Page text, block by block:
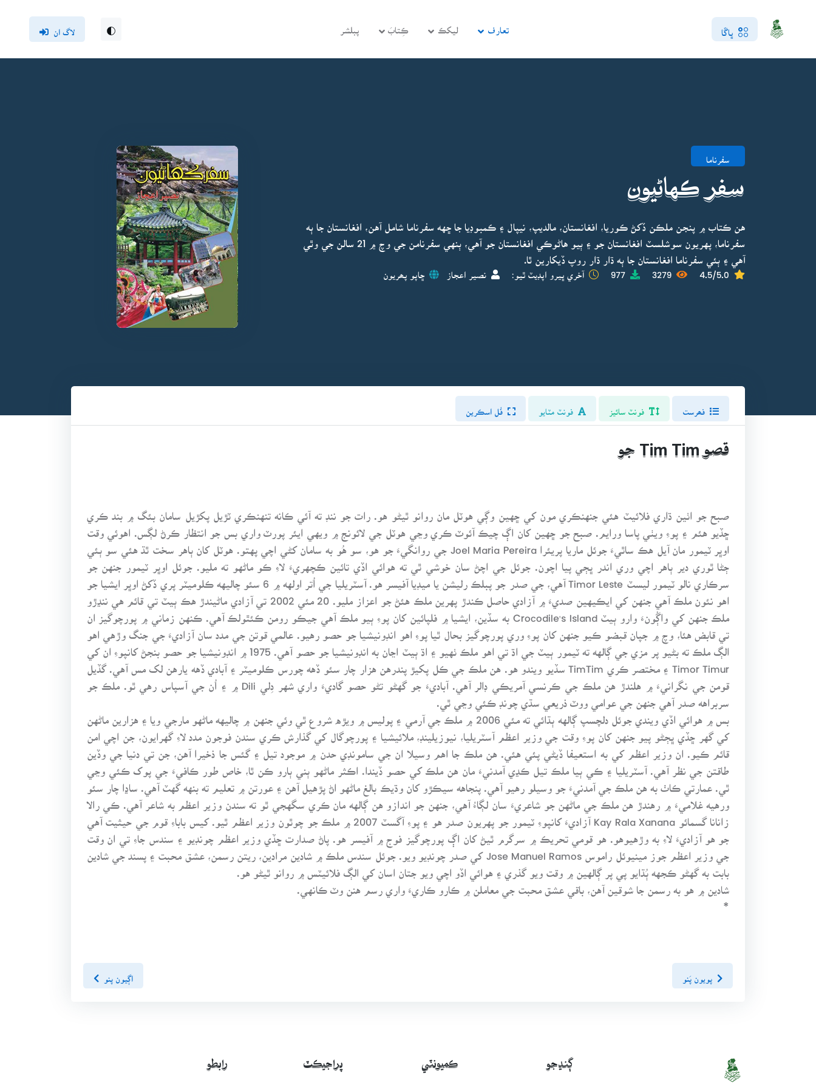
ڀاڱا تعارف ليکڪ ڪِتابَ پبلشر لاگ ان
سفرناما
سفر ڪهاڻيون
هن ڪتاب ۾ پنجن ملڪن ڏکڻ ڪوريا، افغانستان، مالديپ، نيپال ۽ ڪمبوڊيا جا ڇهه سفرناما شامل آهن، افغانستان جا ٻه
سفرناما، پهريون سوشلسٽ افغانستان جو ۽ ٻيو هاڻوڪي افغانستان جو آهي، ٻنهي سفرنامن جي وچ ۾ 21 سالن جي وٿي
آهي ۽ ٻئي سفرناما افغانستان جا ٻه ڌار ڌار روپ ڏيکارين ٿا.
4.5/5.0
3279
977 آخري ڀيرو اپڊيٽ ٿيو: نصير اعجاز ڇاپو پھريون
فونٽ سائيز فونٽ مٽايو فُل اسڪرين
قصو Tim Tim جو
صبح جو اٺين ڌاري فلائيٽ هئي جنهنڪري مون کي ڇهين وڳي هوٽل مان روانو ٿيڻو هو. رات جو ننڊ ته آئي ڪانه تنهنڪري ٽڙيل پکڙيل سامان بئگ ۾ بند ڪري
ڇڏيو هئم ۽ پوءِ ويٺي پاسا ورايم. صبح جو ڇهين کان اڳ چيڪ آئوٽ ڪري وڃي هوٽل جي لائونج ۾ ويهي ايئر پورٽ واري بس جو انتظار ڪرڻ لڳس. اهوئي وقت
اوڀر ٽيمور مان آيل هڪ ساٿيءَ جوئل ماريا پريئرا Joel Maria Pereira جي روانگيءَ جو هو، سو هُو به سامان کڻي اچي پهتو. هوٽل کان ٻاهر سخت ٿڌ هئي سو ٻئي
ڄڻا ٿوري دير ٻاهر اچي وري اندر ڀڄي پيا اچون. جوئل جي اچڻ سان خوشي ٿي ته هوائي اڏي تائين ڪچهريءَ لاءِ ڪو ماڻهو ته مليو. جوئل اوڀر ٽيمور جنهن جو
سرڪاري نالو ٽيمور ليسٽ Timor Leste آهي، جي صدر جو پبلڪ رليشن يا ميڊيا آفيسر هو. آسٽريليا جي اُتر اولهه ۾ 6 سئو چاليهه ڪلوميٽر پري ڏکڻ اوڀر ايشيا جو
اهو نئون ملڪ آهي جنهن کي ايڪيهين صديءَ ۾ آزادي حاصل ڪندڙ پهرين ملڪ هئڻ جو اعزاز مليو. 20 مئي 2002 تي آزادي ماڻيندڙ هڪ ٻيٽ تي قائم هي ننڍڙو
ملڪ جنهن کي واڳُونءَ وارو ٻيٽ Crocodile's Island به سڏين، ايشيا ۾ فلپائين کان پوءِ ٻيو ملڪ آهي جيڪو رومن ڪئٿولڪ آهي. ڪنهن زماني ۾ پورچوگيز ان
تي قابض هئا، وچ ۾ جپان قبضو ڪيو جنهن کان پوءِ وري پورچوگيز بحال ٿيا پوءِ اهو انڊونيشيا جو حصو رهيو. عالمي قوتن جي مدد سان آزاديءَ جي جنگ وڙهي اهو
الڳ ملڪ ته بڻيو پر مزي جي ڳالهه ته ٽيمور ٻيٽ جي اڌ تي اهو ملڪ ٺهيو ۽ اڌ ٻيٽ اڃان به انڊونيشيا جو حصو آهي. 1975 ۾ انڊونيشيا جو حصو بنجڻ کانپوءِ ان کي
Timor Timur ۽ مختصر ڪري TimTim سڏيو ويندو هو. هن ملڪ جي ڪل پکيڙ پندرهن هزار چار سئو ڏهه چورس ڪلوميٽر ۽ آبادي ڏهه يارهن لک مس آهي. گڏيل
قومن جي نگرانيءَ ۾ هلندڙ هن ملڪ جي ڪرنسي آمريڪي ڊالر آهي. آباديءَ جو گهڻو تڻو حصو گاديءَ واري شهر دِليِ Dili ۾ ۽ اُن جي آسپاس رهي ٿو. ملڪ جو
سربراهه صدر آهي جنهن جي عوامي ووٽ ذريعي سڌي چونڊ ڪئي وڃي ٿي.
بس ۾ هوائي اڏي ويندي جوئل دلچسپ ڳالهه ٻڌائي ته مئي 2006 ۾ ملڪ جي آرمي ۽ پوليس ۾ ويڙه شروع ٿي وئي جنهن ۾ چاليهه ماڻهو مارجي ويا ۽ هزارين ماڻهن
کي گهر ڇڏي ڀڄڻو پيو جنهن کان پوءِ وقت جي وزير اعظم آسٽريليا، نيوزيلينڊ، ملائيشيا ۽ پورچوگال کي گذارش ڪري سندن فوجون مدد لاءِ گهرايون، جن اچي امن
قائم ڪيو. ان وزير اعظم کي به استعيفا ڏيڻي پئي هئي. هن ملڪ جا اهم وسيلا ان جي سامونڊي حدن ۾ موجود تيل ۽ گئس جا ذخيرا آهن، جن تي دنيا جي وڏين
طاقتن جي نظر آهي. آسٽريليا ۽ ڪي ٻيا ملڪ تيل ڪڍي آمدنيءَ مان هن ملڪ کي حصو ڏيندا. اڪثر ماڻهو ٻني ٻارو ڪن ٿا، خاص طور ڪافيءَ جي پوک ڪئي وڃي
ٿي. عمارتي ڪاٺ به هن ملڪ جي آمدنيءَ جو وسيلو رهيو آهي. پنجاهه سيڪڙو کان وڌيڪ بالغ ماڻهو اڻ پڙهيل آهن ۽ عورتن ۾ تعليم ته بنهه گهٽ آهي. ساڍا چار سئو
ورهيه غلاميءَ ۾ رهندڙ هن ملڪ جي ماڻهن جو شاعريءَ سان لڳاءُ آهي، جنهن جو اندازو هن ڳالهه مان ڪري سگهجي ٿو ته سندن وزير اعظم به شاعر آهي. ڪي رالا
زانانا گسمائو Kay Rala Xanana آزاديءَ کانپوءِ ٽيمور جو پهريون صدر هو ۽ پوءِ آگسٽ 2007 ۾ ملڪ جو چوٿون وزير اعظم ٿيو. کيس باباءِ قوم جي حيثيت آهي
جو هو آزاديءَ لاءِ به وڙهيوهو. هو قومي تحريڪ ۾ سرگرم ٿيڻ کان اڳ پورچوگيز فوج ۾ آفيسر هو. پاڻ صدارت ڇڏي وزير اعظم چونڊيو ۽ سندس جاءِ تي ان وقت
جي وزير اعظم جوز مينيوئل راموس Jose Manuel Ramos کي صدر چونڊيو ويو. جوئل سندس ملڪ ۾ شادين مرادين، ريتن رسمن، عشق محبت ۽ پسند جي شادين
بابت به گهڻو ڪجهه ٻُڌايو پي پر ڳالهين ۾ وقت ويو گذري ۽ هوائي اڏو اچي ويو جتان اسان کي الڳ فلائيٽس ۾ روانو ٿيڻو هو.
شادين ۾ هو به رسمن جا شوقين آهن، باقي عشق محبت جي معاملن ۾ ڪارو ڪاريءَ واري رسم هنن وٽ ڪانهي.
*
پويون پَنو اڳيون پنو
ڳنڍجو ڪميونٽي پراجيڪٽ رابطو